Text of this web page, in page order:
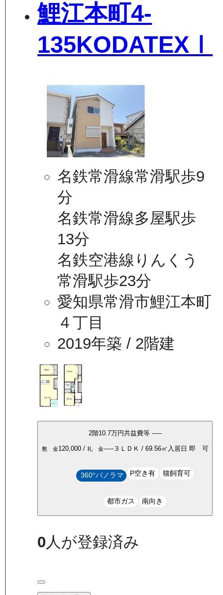
鯉江本町4-
135KODATEXⅠ
名鉄常滑線常滑駅歩9
分
名鉄常滑線多屋駅歩
13分
名鉄空港線りんくう
常滑駅歩23分
愛知県常滑市鯉江本町
４丁目
2019年築 / 2階建
2階10.7万円共益費等 -----
敷 金120,000/ 礼 金-----３ＬＤＫ / 69.56㎡ 入居日 即 可
360°パノラマ P空き有 猫飼育可
都市ガス 南向き
0 人が登録済み